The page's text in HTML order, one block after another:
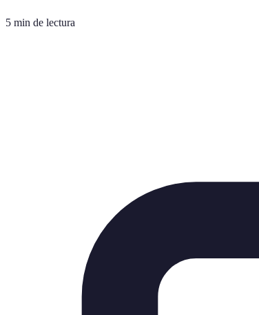
5 min de lectura